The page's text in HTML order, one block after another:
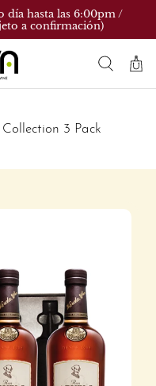
día hasta las 6:00pm /
a confirmación)
3 Pack